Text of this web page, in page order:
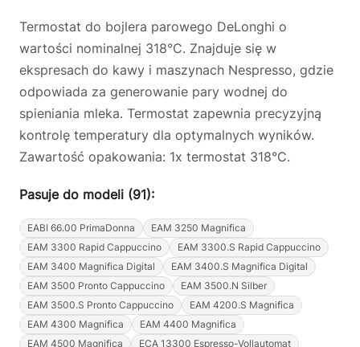
Termostat do bojlera parowego DeLonghi o
wartości nominalnej 318°C. Znajduje się w
ekspresach do kawy i maszynach Nespresso, gdzie
odpowiada za generowanie pary wodnej do
spieniania mleka. Termostat zapewnia precyzyjną
kontrolę temperatury dla optymalnych wyników.
Zawartość opakowania: 1x termostat 318°C.
Pasuje do modeli (91):
EABI 66.00 PrimaDonna
EAM 3250 Magnifica
EAM 3300 Rapid Cappuccino
EAM 3300.S Rapid Cappuccino
EAM 3400 Magnifica Digital
EAM 3400.S Magnifica Digital
EAM 3500 Pronto Cappuccino
EAM 3500.N Silber
EAM 3500.S Pronto Cappuccino
EAM 4200.S Magnifica
EAM 4300 Magnifica
EAM 4400 Magnifica
EAM 4500 Magnifica
ECA 13300 Espresso-Vollautomat